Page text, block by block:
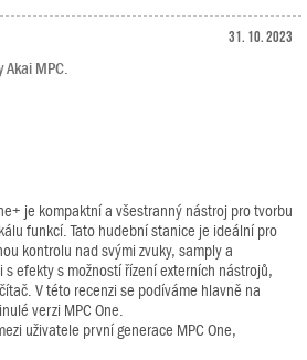
31. 10. 2023
MPC.
je kompaktní a všestranný nástroj pro tvorbu
funkcí. Tato hudební stanice je ideální pro
kontrolu nad svými zvuky, samply a
efekty s možností řízení externích nástrojů,
V této recenzi se podíváme hlavně na
verzi MPC One.
uživatele první generace MPC One,